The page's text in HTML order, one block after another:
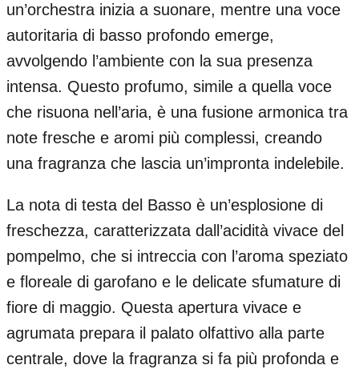
un’orchestra inizia a suonare, mentre una voce
autoritaria di basso profondo emerge,
avvolgendo l’ambiente con la sua presenza
intensa. Questo profumo, simile a quella voce
che risuona nell’aria, è una fusione armonica tra
note fresche e aromi più complessi, creando
una fragranza che lascia un’impronta indelebile.
La nota di testa del Basso è un’esplosione di
freschezza, caratterizzata dall’acidità vivace del
pompelmo, che si intreccia con l’aroma speziato
e floreale di garofano e le delicate sfumature di
fiore di maggio. Questa apertura vivace e
agrumata prepara il palato olfattivo alla parte
centrale, dove la fragranza si fa più profonda e